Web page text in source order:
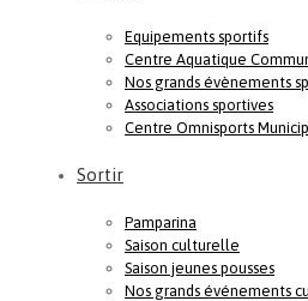
Equipements sportifs
Centre Aquatique
Nos grands évènements
Associations sportives
Centre Omnisports
Sortir
Pamparina
Saison culturelle
Saison jeunes pousses
Nos grands événements